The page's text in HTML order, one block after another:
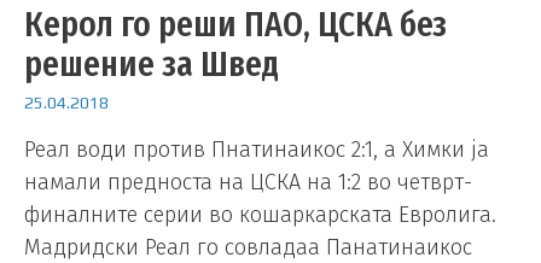
Керол го реши ПАО, ЦСКА без
решение за Швед
25.04.2018
Реал води против Пнатинаикос 2:1, а Химки ја
намали предноста на ЦСКА на 1:2 во четврт-
финалните серии во кошаркарската Евролига.
Мадридски Реал го совладаа Панатинаикос